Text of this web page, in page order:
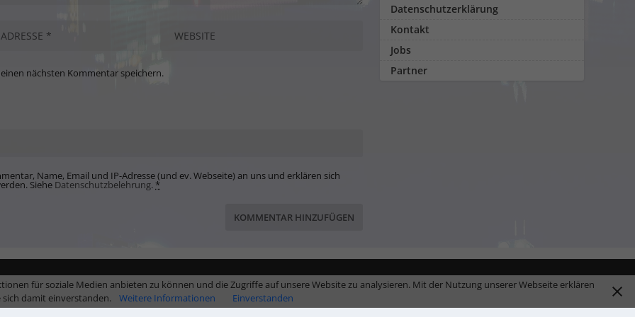
nächsten Kommentar speichern.
Name, Email und IP-Adresse (und ev. Webseite) an uns und erklären sich
Siehe Datenschutzbelehrung.*
Datenschutzerklärung
Kontakt
Jobs
Partner
für soziale Medien anbieten zu können und die Zugriffe auf unsere Website zu analysieren. Mit der Nutzung unserer Webseite erklären
sich damit einverstanden.
Weitere Informationen Einverstanden